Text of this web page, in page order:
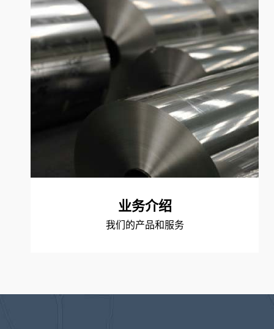
业务介绍
我们的产品和服务
石墨